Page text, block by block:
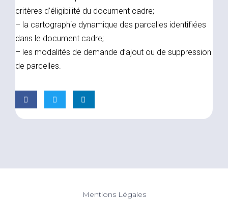
critères d’éligibilité du document cadre;
– la cartographie dynamique des parcelles identifiées
dans le document cadre;
– les modalités de demande d’ajout ou de suppression
de parcelles.
Mentions Légales